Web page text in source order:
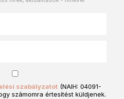
szabályzatot (NAIH: 04091-
számomra értesítést küldjenek.